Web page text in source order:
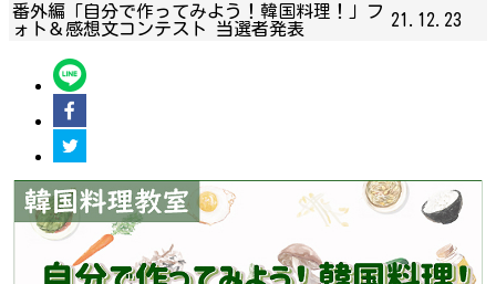
番外編「自分で作ってみよう！韓国料理！」フ
ォト＆感想文コンテスト 当選者発表
21.12.23